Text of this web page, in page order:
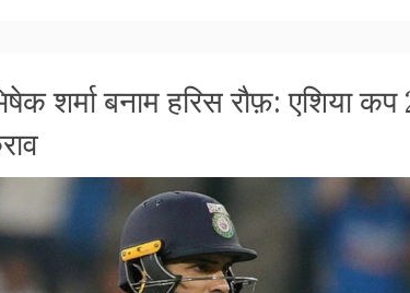
शर्मा बनाम हरिस रौफ़: एशिया